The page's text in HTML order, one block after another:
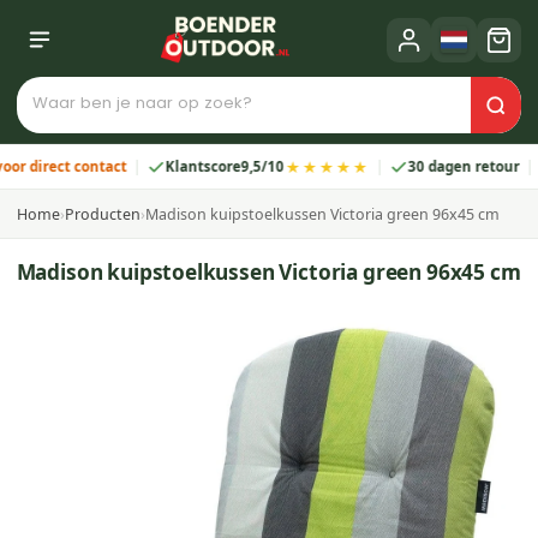
contact Klantscore9,5/10★★★★★ 30 dagen retour
Home›Producten›Madison kuipstoelkussen Victoria green 96x45 cm
Madison kuipstoelkussen Victoria green 96x45 cm